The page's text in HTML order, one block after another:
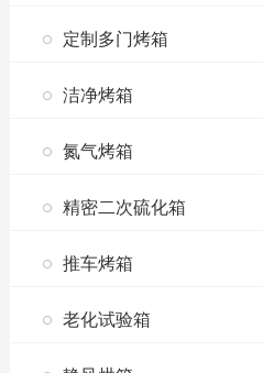
定制多门烤箱
洁净烤箱
氮气烤箱
精密二次硫化箱
推车烤箱
老化试验箱